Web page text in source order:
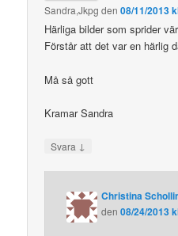
Sandra,Jkpg den08/11/2013
Härliga bilder som sprider
Förstår att det var en härlig
Må så gott
Kramar Sandra
Svara ↓
Christina
den08/24/2013